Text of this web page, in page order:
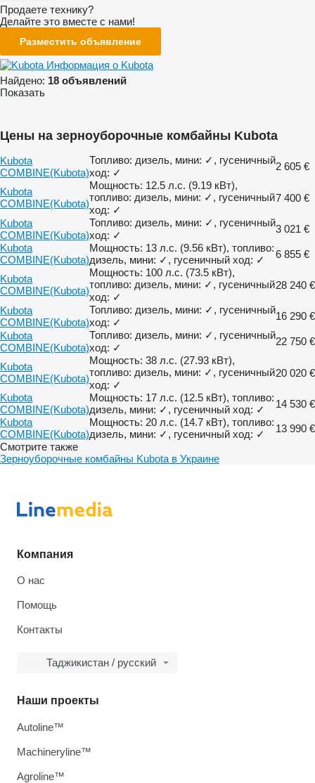
Продаете технику?
Делайте это вместе с нами!
Разместить объявление
Информация о Kubota
Найдено: 18 объявлений
Показать
Цены на зерноуборочные комбайны Kubota
Kubota
COMBINE(Kubota)
Топливо: дизель, мини: ✓, гусеничный
ход: ✓
2 605 €
Kubota
COMBINE(Kubota)
Мощность: 12.5 л.с. (9.19 кВт),
топливо: дизель, мини: ✓, гусеничный
ход: ✓
7 400 €
Kubota
COMBINE(Kubota)
Топливо: дизель, мини: ✓, гусеничный
ход: ✓
3 021 €
Kubota
COMBINE(Kubota)
Мощность: 13 л.с. (9.56 кВт), топливо:
дизель, мини: ✓, гусеничный ход: ✓
6 855 €
Kubota
COMBINE(Kubota)
Мощность: 100 л.с. (73.5 кВт),
топливо: дизель, мини: ✓, гусеничный
ход: ✓
28 240 €
Kubota
COMBINE(Kubota)
Топливо: дизель, мини: ✓, гусеничный
ход: ✓
16 290 €
Kubota
COMBINE(Kubota)
Топливо: дизель, мини: ✓, гусеничный
ход: ✓
22 750 €
Kubota
COMBINE(Kubota)
Мощность: 38 л.с. (27.93 кВт),
топливо: дизель, мини: ✓, гусеничный
ход: ✓
20 020 €
Kubota
COMBINE(Kubota)
Мощность: 17 л.с. (12.5 кВт), топливо:
дизель, мини: ✓, гусеничный ход: ✓
14 530 €
Kubota
COMBINE(Kubota)
Мощность: 20 л.с. (14.7 кВт), топливо:
дизель, мини: ✓, гусеничный ход: ✓
13 990 €
Смотрите также
Зерноуборочные комбайны Kubota в Украине
Компания
О нас
Помощь
Контакты
Таджикистан / русский
Наши проекты
Autoline™
Machineryline™
Agroline™